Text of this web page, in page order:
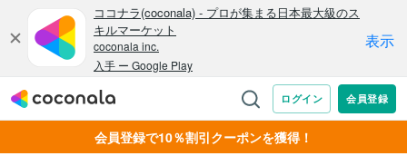
会員登録で10％割引クーポンを獲得！